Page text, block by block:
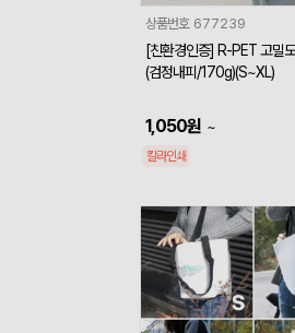
상품번호 677239
[친환경인증] R-PET 고밀
(검정내피/170g)(S~XL)
1,050원 ~
칼라인쇄